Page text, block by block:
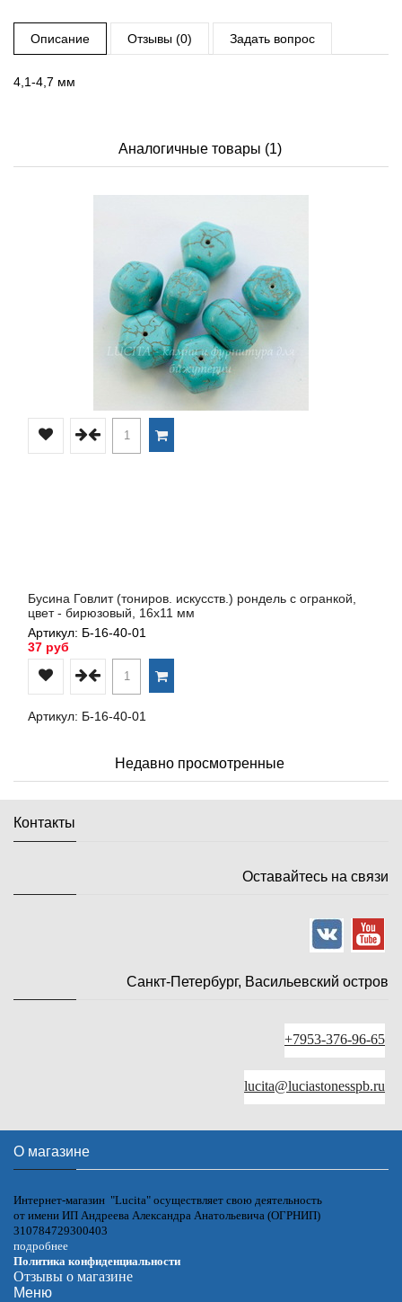
Описание Отзывы (0) Задать вопрос
4,1-4,7 мм
Аналогичные товары (1)
Бусина Говлит (тониров. искусств.) рондель с огранкой,
цвет - бирюзовый, 16x11 мм
Артикул: Б-16-40-01
37 руб
Артикул: Б-16-40-01
Недавно просмотренные
Контакты
Оставайтесь на связи
Санкт-Петербург, Васильевский остров
+7953-376-96-65
lucita@luciastonesspb.ru
О магазине
Интернет-магазин "Lucita" осуществляет свою деятельность
от имени ИП Андреева Александра Анатольевича (ОГРНИП)
310784729300403
подробнее
Политика конфиденциальности
Отзывы о магазине
Меню